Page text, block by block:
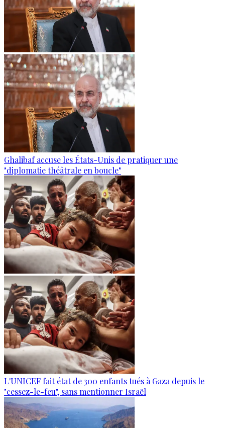
Ghalibaf accuse les États-Unis de pratiquer une
"diplomatie théâtrale en boucle"
L'UNICEF fait état de 300 enfants tués à Gaza depuis le
"cessez-le-feu", sans mentionner Israël